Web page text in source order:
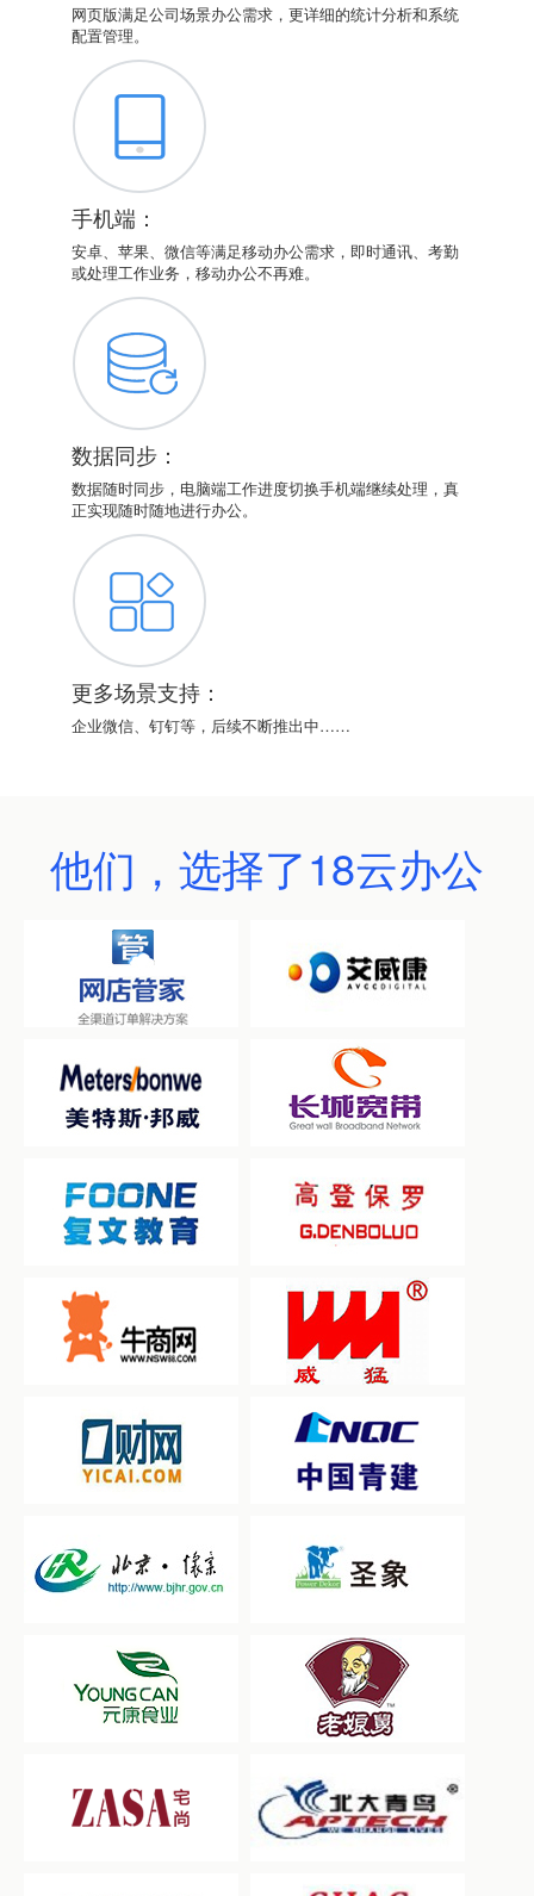
网页版满足公司场景办公需求，更详细的统计分析和系统
配置管理。
手机端：
安卓、苹果、微信等满足移动办公需求，即时通讯、考勤
或处理工作业务，移动办公不再难。
数据同步：
数据随时同步，电脑端工作进度切换手机端继续处理，真
正实现随时随地进行办公。
更多场景支持：
企业微信、钉钉等，后续不断推出中……
他们，选择了18云办公